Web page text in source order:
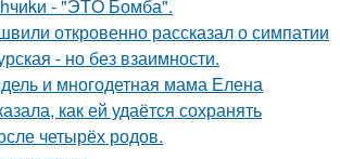
- "ЭТO Бомба".
откровенно рассказал о симпатии
- но без взаимности.
и многодетная мама Елена
как ей удаётся сохранять
четырёх родов.